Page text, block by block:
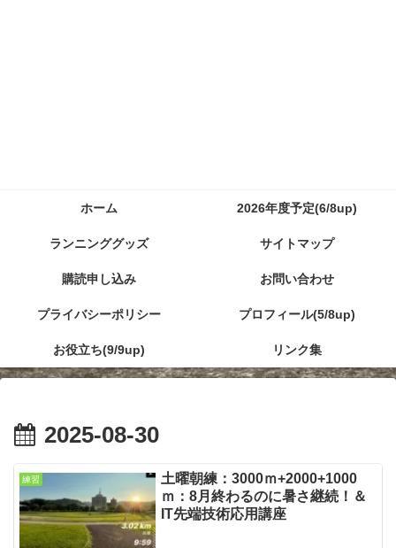
ホーム 2026年度予定(6/8up)
ランニンググッズ サイトマップ
購読申し込み お問い合わせ
プライバシーポリシー プロフィール(5/8up)
お役立ち(9/9up) リンク集
2025-08-30
練習
土曜朝練：3000ｍ+2000+1000
ｍ：8月終わるのに暑さ継続！＆
IT先端技術応用講座